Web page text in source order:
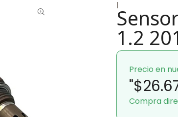
|
1.2
Precio en
Compra